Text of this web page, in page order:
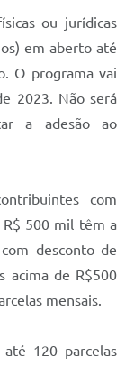
ou jurídicas
em aberto até
O programa vai
2023. Não será
a adesão ao
com
R$ 500 mil têm a
desconto de
acima de R$500
mensais.
120 parcelas